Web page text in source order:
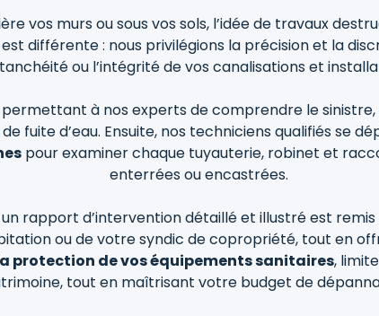
vos murs ou sous vos sols, l’idée de travaux
différente : nous privilégions la précision et la
ou l’intégrité de vos canalisations et
permettant à nos experts de comprendre le
fuite d’eau. Ensuite, nos techniciens qualifiés se
pour examiner chaque tuyauterie, robinet et
enterrées ou encastrées.
rapport d’intervention détaillé et illustré est
ou de votre syndic de copropriété, tout en
protection de vos équipements sanitaires,
tout en maîtrisant votre budget de